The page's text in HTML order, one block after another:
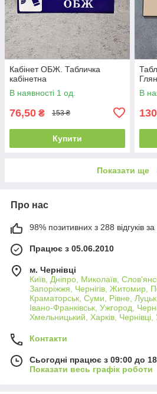
Кабінет ОБЖ. Табличка
кабінетна
В наявності 1 од.
76,50 ₴ 153 ₴
Купити
В
Показати ще
Про нас
98% позитивних з 288 відгуків за
Працює з 05.06.2010
м. Чернівці
Київ, Дніпро, Миколаїв,
Запоріжжя, Чернігів, Житомир,
Краматорськ, Суми, Рівне,
Івано-Франківськ, Ужгород,
Хмельницький, Харків, Чернівці,
Контакти
Сьогодні працює з 09:00 до
Показати весь графік роботи